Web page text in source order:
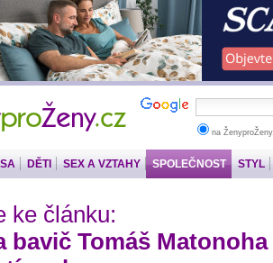
na
DĚTI SEX A VZTAHY SPOLEČNOST STYL
ke článku:
bavič Tomáš Matonoha